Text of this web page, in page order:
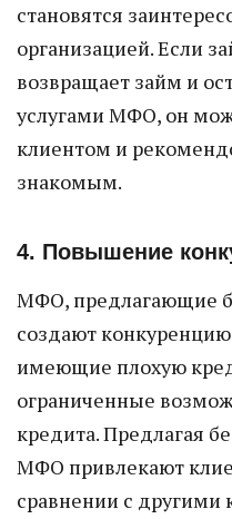
становятся
организацией. Если
возвращает займ и
услугами МФО, он
клиентом и
знакомым.
4. Повышение
МФО, предлагающие
создают
имеющие плохую
ограниченные
кредита. Предлагая
МФО привлекают
сравнении с